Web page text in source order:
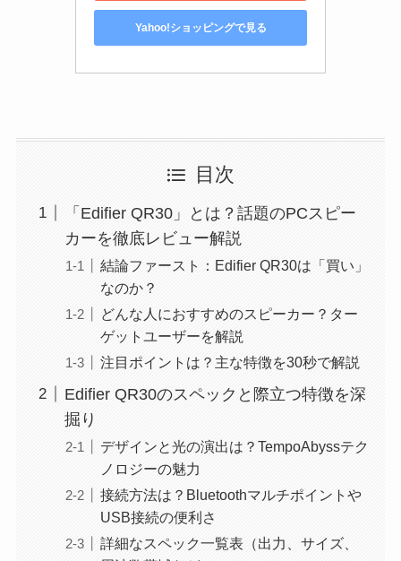
Yahoo!ショッピングで見る
目次
「Edifier QR30」とは？話題のPCスピー
カーを徹底レビュー解説
結論ファースト：Edifier QR30は「買い」
なのか？
どんな人におすすめのスピーカー？ター
ゲットユーザーを解説
注目ポイントは？主な特徴を30秒で解説
Edifier QR30のスペックと際立つ特徴を深
掘り
デザインと光の演出は？TempoAbyssテク
ノロジーの魅力
接続方法は？Bluetoothマルチポイントや
USB接続の便利さ
詳細なスペック一覧表（出力、サイズ、